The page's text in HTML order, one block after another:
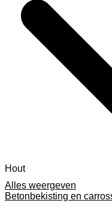
Alles weergeven
Betonbekisting en
Hout